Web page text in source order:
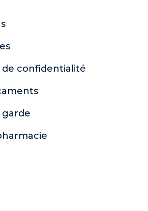
de confidentialité
garde